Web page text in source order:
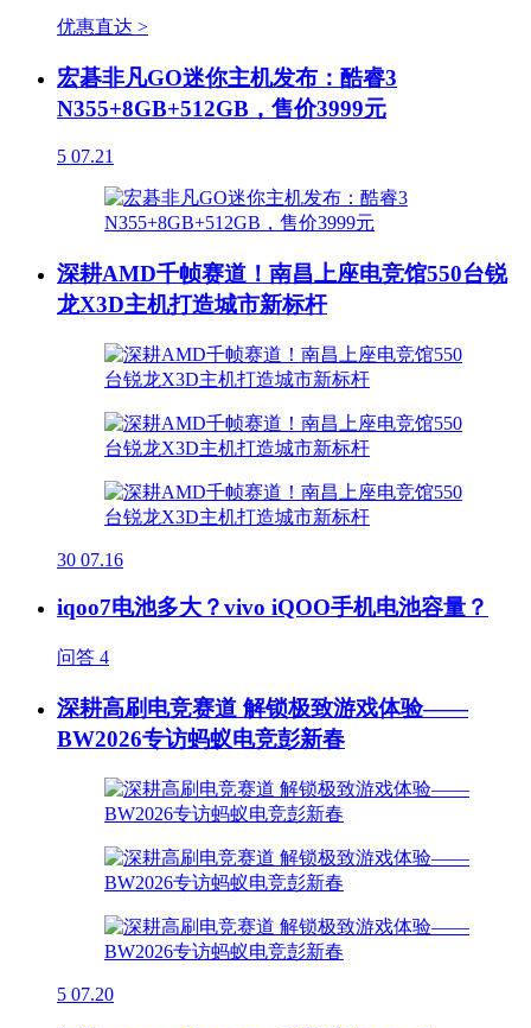
优惠直达 >
宏碁非凡GO迷你主机发布：酷睿3
N355+8GB+512GB，售价3999元
5 07.21
深耕AMD千帧赛道！南昌上座电竞馆550台锐
龙X3D主机打造城市新标杆
30 07.16
iqoo7电池多大？vivo iQOO手机电池容量？
问答 4
深耕高刷电竞赛道 解锁极致游戏体验——
BW2026专访蚂蚁电竞彭新春
5 07.20